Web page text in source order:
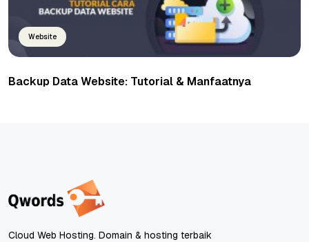
Website
Backup Data Website: Tutorial & Manfaatnya
Cloud Web Hosting. Domain & hosting terbaik